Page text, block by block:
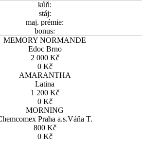
kůň:
stáj:
maj. prémie:
bonus:
MEMORY NORMANDE
Edoc Brno
2 000 Kč
0 Kč
AMARANTHA
Latina
1 200 Kč
0 Kč
MORNING
Praha a.s.Váňa T.
800 Kč
0 Kč